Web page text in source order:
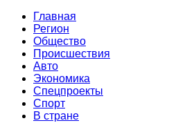
Главная
Регион
Общество
Происшествия
Авто
Экономика
Спецпроекты
Cпорт
В стране